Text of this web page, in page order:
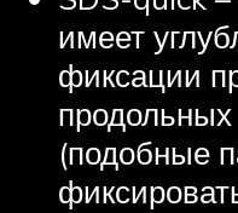
имеет
фиксации
(подобные